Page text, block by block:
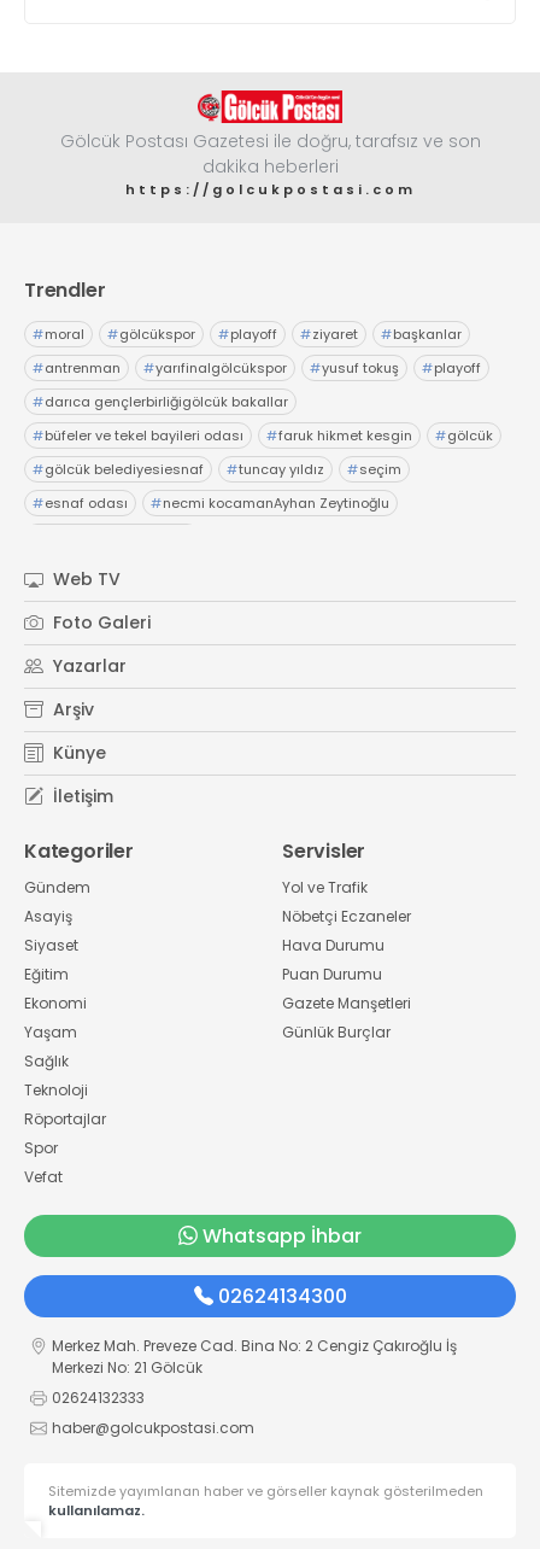
Gölcük Postası Gazetesi ile doğru, tarafsız ve son
dakika heberleri
https://golcukpostasi.com
Trendler
#moral #gölcükspor #playoff #ziyaret #başkanlar
#antrenman #yarıfinalgölcükspor #yusuf tokuş #playoff
#darıca gençlerbirliğigölcük bakallar
#büfeler ve tekel bayileri odası #faruk hikmet kesgin #gölcük
#gölcük belediyesiesnaf #tuncay yıldız #seçim
#esnaf odası #necmi kocamanAyhan Zeytinoğlu
Web TV
Foto Galeri
Yazarlar
Arşiv
Künye
İletişim
Kategoriler
Gündem
Asayiş
Siyaset
Eğitim
Ekonomi
Yaşam
Sağlık
Teknoloji
Röportajlar
Spor
Vefat
Servisler
Yol ve Trafik
Nöbetçi Eczaneler
Hava Durumu
Puan Durumu
Gazete Manşetleri
Günlük Burçlar
Whatsapp İhbar
02624134300
Merkez Mah. Preveze Cad. Bina No: 2 Cengiz Çakıroğlu İş
Merkezi No: 21 Gölcük
02624132333
haber@golcukpostasi.com
Sitemizde yayımlanan haber ve görseller kaynak gösterilmeden
kullanılamaz.